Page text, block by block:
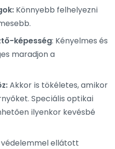
Könnyebb felhelyezni
képesség: Kényelmes és
maradjon a
Akkor is tökéletes, amikor
Speciális optikai
ilyenkor kevésbé
ellátott